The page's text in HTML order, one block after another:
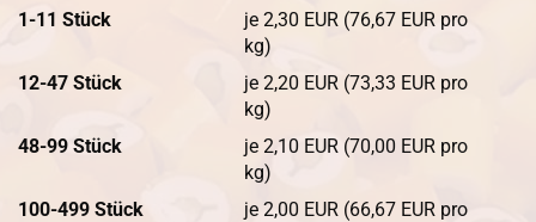
1-11 Stück
je 2,30 EUR (76,67 EUR pro
kg)
12-47 Stück
je 2,20 EUR (73,33 EUR pro
kg)
48-99 Stück
je 2,10 EUR (70,00 EUR pro
kg)
100-499 Stück
je 2,00 EUR (66,67 EUR pro